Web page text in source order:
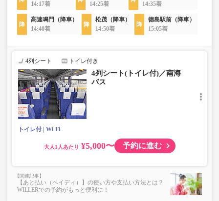
14:17着
14:25着
14:35着
高速鳴門（降車）
14:40着
松茂（降車）
14:50着
徳島駅前（降車）
15:05着
4列シート トイレ付き
4列シート(トイレ付)／南海
バス
トイレ付 Wi-Fi
大人 ¥5,000〜 予約に進む
【あと払い（ペイディ）】の使い方や支払い方法とは？
WILLERでの予約がもっと便利に！